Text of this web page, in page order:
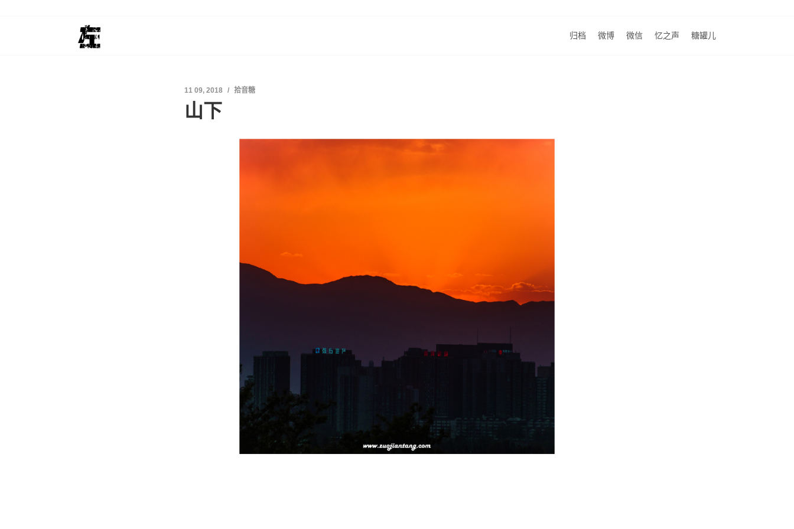
归档 微博 微信 忆之声 糖罐儿
11 09, 2018 拾音糖
山下